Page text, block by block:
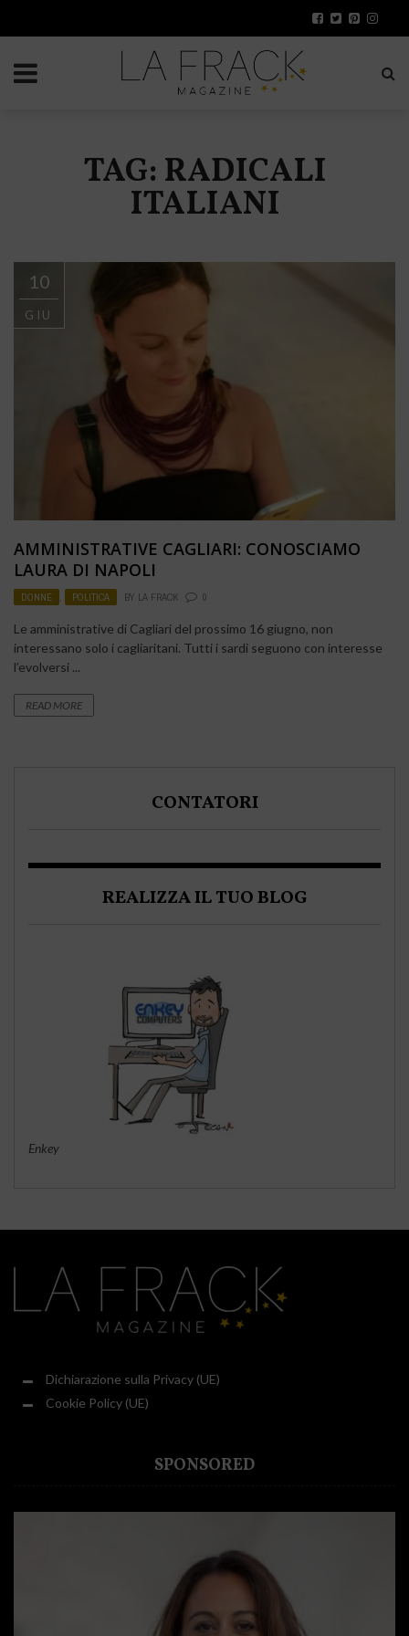
TAG: RADICALI
ITALIANI
10
GIU
AMMINISTRATIVE CAGLIARI: CONOSCIAMO
LAURA DI NAPOLI
DONNE , POLITICA BY LA FRACK 0
Le amministrative di Cagliari del prossimo 16 giugno, non
interessano solo i cagliaritani. Tutti i sardi seguono con interesse
l’evolversi ...
READ MORE
CONTATORI
REALIZZA IL TUO BLOG
Enkey
Dichiarazione sulla Privacy (UE)
Cookie Policy (UE)
SPONSORED